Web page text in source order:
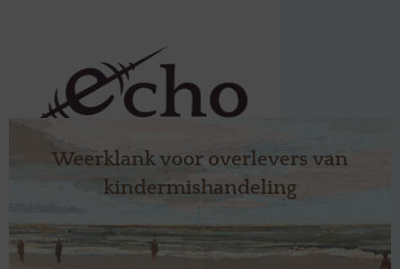
Weerklank voor overlevers van
kindermishandeling